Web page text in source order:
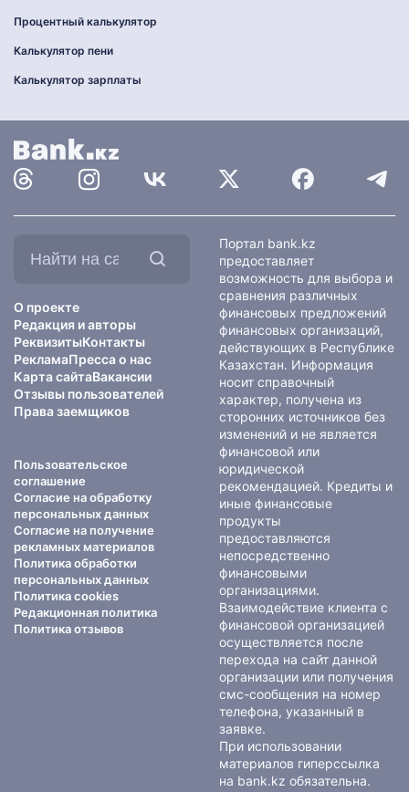
Процентный калькулятор
Калькулятор пени
Калькулятор зарплаты
О проекте
Редакция и авторы
РеквизитыКонтакты
РекламаПресса о нас
Карта сайтаВакансии
Отзывы пользователей
Права заемщиков
Пользовательское
соглашение
Согласие на обработку
персональных данных
Согласие на получение
рекламных материалов
Политика обработки
персональных данных
Политика cookies
Редакционная политика
Политика отзывов
Портал bank.kz
предоставляет
возможность для выбора и
сравнения различных
финансовых предложений
финансовых организаций,
действующих в Республике
Казахстан. Информация
носит справочный
характер, получена из
сторонних источников без
изменений и не является
финансовой или
юридической
рекомендацией. Кредиты и
иные финансовые
продукты
предоставляются
непосредственно
финансовыми
организациями.
Взаимодействие клиента с
финансовой организацией
осуществляется после
перехода на сайт данной
организации или получения
смс-сообщения на номер
телефона, указанный в
заявке.
При использовании
материалов гиперссылка
на bank.kz обязательна.